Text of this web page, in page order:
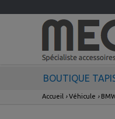
BOUTIQUE
Accueil ›Véhicule ›